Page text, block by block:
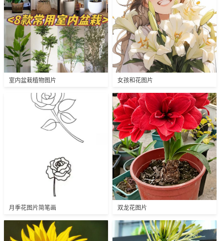
室内盆栽植物图片 女孩和花图片
月季花图片简笔画 双龙花图片